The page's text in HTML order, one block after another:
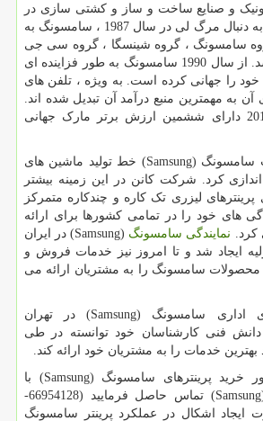
و صنایع ساخت و ساز و کشتی سازی در
اواسط دهه 1970 شد. به دنبال مرگ لی در سال 1987 ، سامسونگ به
سامسونگ ، گروه شینسگا ، گروه سی جی
و گروه هانسول جدا شد. از سال 1990 سامسونگ به طور فزاینده ای
خود را جهانی کرده است. به ویژه ، تلفن های
به مهمترین منبع درآمد آن تبدیل شده اند.
سامسونگ از سال 2017 دارای ششمین ارزش برتر مارک جهانی
سامسونگ (Samsung) خط تولید ماشین های
کرد. شرکت کانن در این زمینه بیشتر
لیزری تک کاره و چندکاره متمرکز
های خود را در تمامی کشورها برای ارائه
کرد. نمایندگی سامسونگ (
Samsung) در ایران
ایجاد شد و تا امروز نیز خدمات فروش و
سامسونگ را به مشتریان ارائه می
اداری سامسونگ (Samsung) در تهران
دانش فنی کارشناسان خود توانسته در طی
خدمات را به مشتریان خود ارائه کند.
شما میتوانید به منظور خرید پرینترهای سامسونگ (Samsung) با
نمایندگی سامسونگ (Samsung) تماس حاصل فرمایید (66954128-
صورت ایجاد اشکال در عملکرد پرینتر سامسونگ